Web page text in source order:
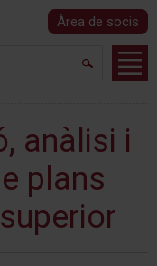
Àrea de socis
anàlisi i
plans